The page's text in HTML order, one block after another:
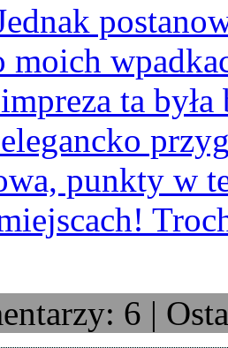
moich
ta
punkty w
6 |